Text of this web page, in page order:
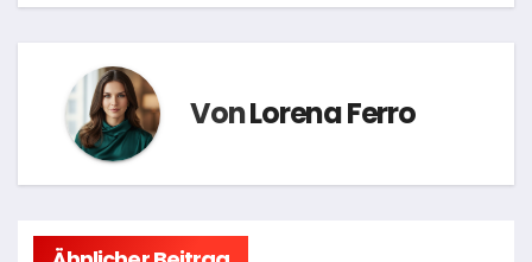
VonLorena Ferro